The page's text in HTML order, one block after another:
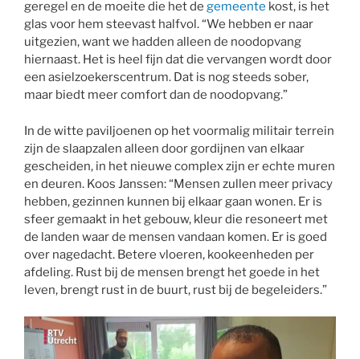
geregel en de moeite die het de gemeente kost, is het
glas voor hem steevast halfvol. “We hebben er naar
uitgezien, want we hadden alleen de noodopvang
hiernaast. Het is heel fijn dat die vervangen wordt door
een asielzoekerscentrum. Dat is nog steeds sober,
maar biedt meer comfort dan de noodopvang.”
In de witte paviljoenen op het voormalig militair terrein
zijn de slaapzalen alleen door gordijnen van elkaar
gescheiden, in het nieuwe complex zijn er echte muren
en deuren. Koos Janssen: “Mensen zullen meer privacy
hebben, gezinnen kunnen bij elkaar gaan wonen. Er is
sfeer gemaakt in het gebouw, kleur die resoneert met
de landen waar de mensen vandaan komen. Er is goed
over nagedacht. Betere vloeren, kookeenheden per
afdeling. Rust bij de mensen brengt het goede in het
leven, brengt rust in de buurt, rust bij de begeleiders.”